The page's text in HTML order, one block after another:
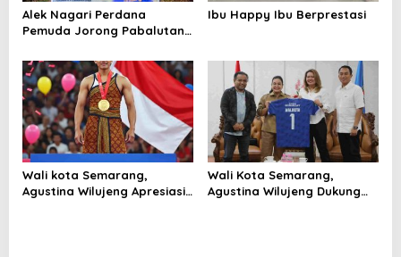
Alek Nagari Perdana
Pemuda Jorong Pabalutan
Ibu Happy Ibu Berprestasi
Wali kota Semarang,
Agustina Wilujeng Apresiasi
Wali Kota Semarang,
Agustina Wilujeng Dukung